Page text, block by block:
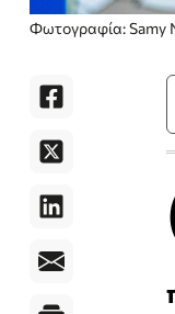
Φωτογραφία: Samy